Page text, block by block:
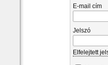
E-mail cím
Jelszó
Elfelejtett